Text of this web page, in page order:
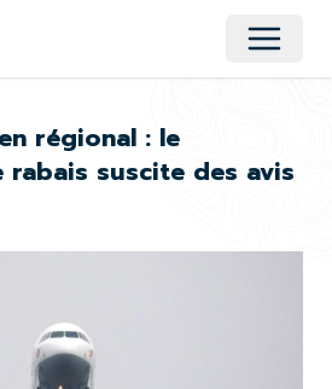
Ouvrir
régional : le
rabais suscite des avis